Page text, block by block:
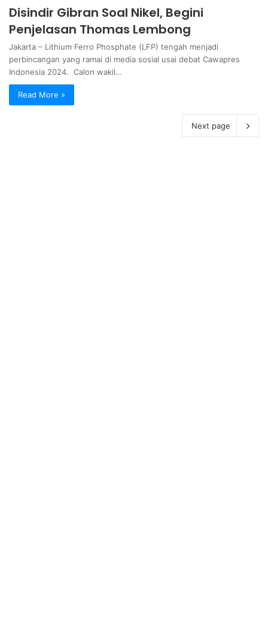
Disindir Gibran Soal Nikel, Begini
Penjelasan Thomas Lembong
Jakarta – Lithium Ferro Phosphate (LFP) tengah menjadi
perbincangan yang ramai di media sosial usai debat Cawapres
Indonesia 2024. Calon wakil…
Read More »
Next page